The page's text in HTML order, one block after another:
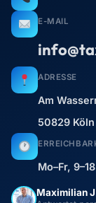
E-MAIL
ADRESSE
Am
50829 Köln
Mo–Fr,
Maximilian